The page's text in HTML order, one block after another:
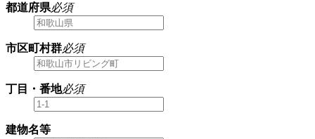
都道府県必須
市区町村群必須
丁目・番地必須
建物名等